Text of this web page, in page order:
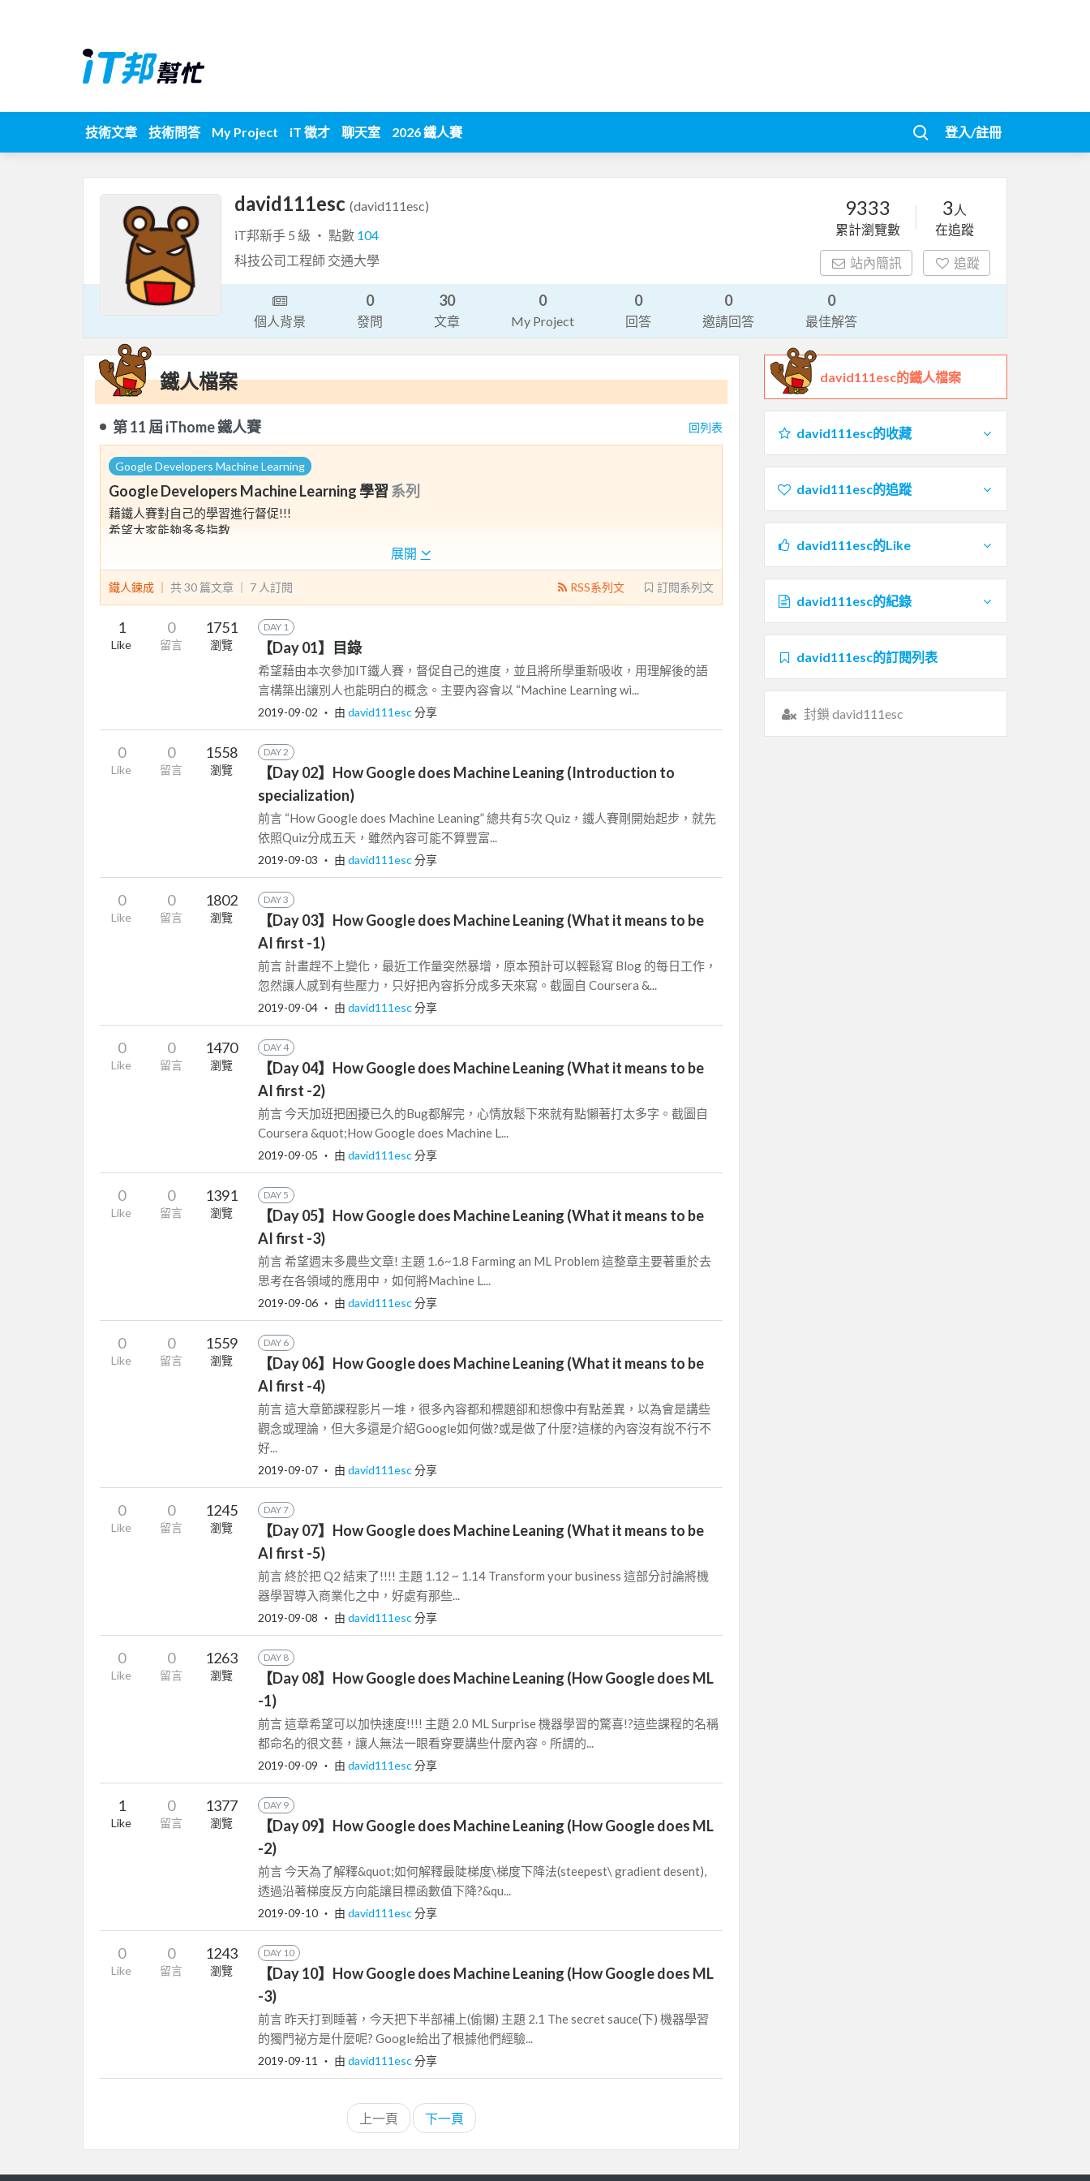
技術文章 技術問答 My Project iT 徵才 聊天室 2026 鐵人賽 登入/註冊
david111esc (david111esc)
iT邦新手 5 級 ‧ 點數 104
科技公司工程師 交通大學
9333
累計瀏覽數
3 人
在追蹤
站內簡訊 追蹤
個人背景
0
發問
30
文章
0
My Project
0
回答
0
邀請回答
0
最佳解答
鐵人檔案
第 11 屆 iThome 鐵人賽 回列表
Google Developers Machine Learning
Google Developers Machine Learning 學習 系列
藉鐵人賽對自己的學習進行督促!!!
希望大家能夠多多指教
展開
鐵人鍊成 ｜ 共 30 篇文章 ｜ 7 人訂閱 訂閱系列文
RSS系列文
1
Like
0
留言
1751
瀏覽
DAY 1
【Day 01】目錄
希望藉由本次參加IT鐵人賽，督促自己的進度，並且將所學重新吸收，用理解後的語
言構築出讓別人也能明白的概念。主要內容會以 “Machine Learning wi...
2019-09-02 ‧ 由 david111esc分享
0
Like
0
留言
1558
瀏覽
DAY 2
【Day 02】How Google does Machine Leaning (Introduction to
specialization)
前言 “How Google does Machine Leaning” 總共有5次 Quiz，鐵人賽剛開始起步，就先
依照Quiz分成五天，雖然內容可能不算豐富...
2019-09-03 ‧ 由 david111esc分享
0
Like
0
留言
1802
瀏覽
DAY 3
【Day 03】How Google does Machine Leaning (What it means to be
AI first -1)
前言 計畫趕不上變化，最近工作量突然暴增，原本預計可以輕鬆寫 Blog 的每日工作，
忽然讓人感到有些壓力，只好把內容拆分成多天來寫。截圖自 Coursera &...
2019-09-04 ‧ 由 david111esc分享
0
Like
0
留言
1470
瀏覽
DAY 4
【Day 04】How Google does Machine Leaning (What it means to be
AI first -2)
前言 今天加班把困擾已久的Bug都解完，心情放鬆下來就有點懶著打太多字。截圖自
Coursera &quot;How Google does Machine L...
2019-09-05 ‧ 由 david111esc分享
0
Like
0
留言
1391
瀏覽
DAY 5
【Day 05】How Google does Machine Leaning (What it means to be
AI first -3)
前言 希望週末多農些文章! 主題 1.6~1.8 Farming an ML Problem 這整章主要著重於去
思考在各領域的應用中，如何將Machine L...
2019-09-06 ‧ 由 david111esc分享
0
Like
0
留言
1559
瀏覽
DAY 6
【Day 06】How Google does Machine Leaning (What it means to be
AI first -4)
前言 這大章節課程影片一堆，很多內容都和標題卻和想像中有點差異，以為會是講些
觀念或理論，但大多還是介紹Google如何做?或是做了什麼?這樣的內容沒有說不行不
好...
2019-09-07 ‧ 由 david111esc分享
0
Like
0
留言
1245
瀏覽
DAY 7
【Day 07】How Google does Machine Leaning (What it means to be
AI first -5)
前言 終於把 Q2 結束了!!!! 主題 1.12 ~ 1.14 Transform your business 這部分討論將機
器學習導入商業化之中，好處有那些...
2019-09-08 ‧ 由 david111esc分享
0
Like
0
留言
1263
瀏覽
DAY 8
【Day 08】How Google does Machine Leaning (How Google does ML
-1)
前言 這章希望可以加快速度!!!! 主題 2.0 ML Surprise 機器學習的驚喜!?這些課程的名稱
都命名的很文藝，讓人無法一眼看穿要講些什麼內容。所謂的...
2019-09-09 ‧ 由 david111esc分享
1
Like
0
留言
1377
瀏覽
DAY 9
【Day 09】How Google does Machine Leaning (How Google does ML
-2)
前言 今天為了解釋&quot;如何解釋最陡梯度\梯度下降法(steepest\ gradient desent),
透過沿著梯度反方向能讓目標函數值下降?&qu...
2019-09-10 ‧ 由 david111esc分享
0
Like
0
留言
1243
瀏覽
DAY 10
【Day 10】How Google does Machine Leaning (How Google does ML
-3)
前言 昨天打到睡著，今天把下半部補上(偷懶) 主題 2.1 The secret sauce(下) 機器學習
的獨門祕方是什麼呢? Google給出了根據他們經驗...
2019-09-11 ‧ 由 david111esc分享
上一頁 下一頁
david111esc的鐵人檔案
david111esc的收藏
david111esc的追蹤
david111esc的Like
david111esc的紀錄
david111esc的訂閱列表
封鎖 david111esc